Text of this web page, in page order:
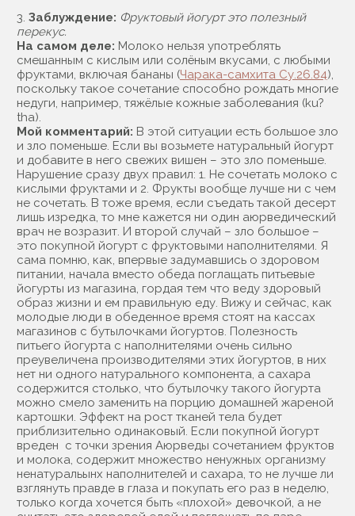
3. Заблуждение: Фруктовый йогурт это полезный
перекус.
На самом деле: Молоко нельзя употреблять
смешанным с кислым или солёным вкусами, с любыми
фруктами, включая бананы (Чарака-самхита Су.26.84),
поскольку такое сочетание способно рождать многие
недуги, например, тяжёлые кожные заболевания (ku?
tha).
Мой комментарий: В этой ситуации есть большое зло
и зло поменьше. Если вы возьмете натуральный йогурт
и добавите в него свежих вишен – это зло поменьше.
Нарушение сразу двух правил: 1. Не сочетать молоко с
кислыми фруктами и 2. Фрукты вообще лучше ни с чем
не сочетать. В тоже время, если съедать такой десерт
лишь изредка, то мне кажется ни один аюрведический
врач не возразит. И второй случай – зло большое –
это покупной йогурт с фруктовыми наполнителями. Я
сама помню, как, впервые задумавшись о здоровом
питании, начала вместо обеда поглащать питьевые
йогурты из магазина, гордая тем что веду здоровый
образ жизни и ем правильную еду. Вижу и сейчас, как
молодые люди в обеденное время стоят на кассах
магазинов с бутылочками йогуртов. Полезность
питьего йогурта с наполнителями очень сильно
преувеличена производителями этих йогуртов, в них
нет ни одного натурального компонента, а сахара
содержится столько, что бутылочку такого йогурта
можно смело заменить на порцию домашней жареной
картошки. Эффект на рост тканей тела будет
приблизительно одинаковый. Если покупной йогурт
вреден с точки зрения Аюрведы сочетанием фруктов
и молока, содержит множество ненужных организму
ненатуральынх наполнителей и сахара, то не лучше ли
взглянуть правде в глаза и покупать его раз в неделю,
только когда хочется быть «плохой» девочкой, а не